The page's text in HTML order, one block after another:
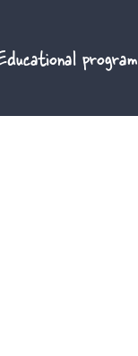
program